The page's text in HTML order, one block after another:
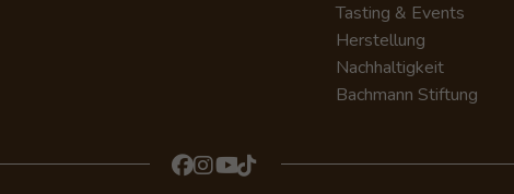
Tasting & Events
Herstellung
Nachhaltigkeit
Bachmann Stiftung